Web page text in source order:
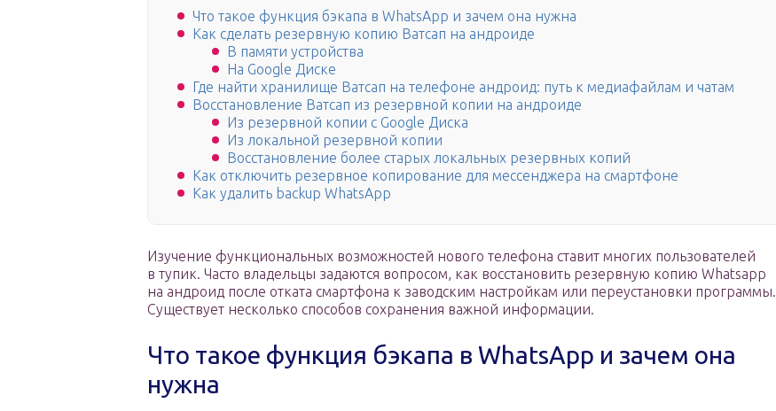
Что такое функция бэкапа в WhatsApp и зачем она нужна
Как сделать резервную копию Ватсап на андроиде
В памяти устройства
На Google Диске
Где найти хранилище Ватсап на телефоне андроид: путь к медиафайлам и чатам
Восстановление Ватсап из резервной копии на андроиде
Из резервной копии с Google Диска
Из локальной резервной копии
Восстановление более старых локальных резервных копий
Как отключить резервное копирование для мессенджера на смартфоне
Как удалить backup WhatsApp
Изучение функциональных возможностей нового телефона ставит многих пользователей
в тупик. Часто владельцы задаются вопросом, как восстановить резервную копию Whatsapp
на андроид после отката смартфона к заводским настройкам или переустановки программы.
Существует несколько способов сохранения важной информации.
Что такое функция бэкапа в WhatsApp и зачем она
нужна